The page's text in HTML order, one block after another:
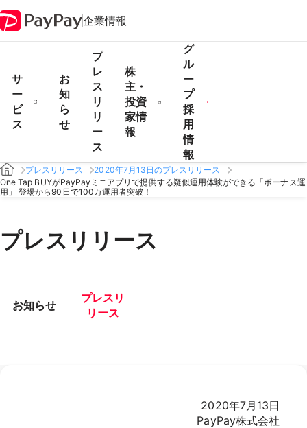
企業情報
サ
ー
ビ
ス
お
知
ら
せ
プ
レ
ス
リ
リ
ー
ス
株
主・
投資
家情
報
グ
ル
ー
プ
採
用
情
報
プレスリリース
2020年7月13日のプレスリリース
One Tap BUYがPayPayミニアプリで提供する疑似運用体験ができる「ボーナス運
用」 登場から90日で100万運用者突破！
プレスリリース
お知らせ
プレスリ
リース
2020年7月13日
PayPay株式会社